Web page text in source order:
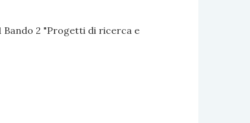
Bando 2 "Progetti di ricerca e